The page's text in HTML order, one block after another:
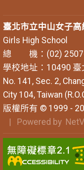
臺北市立中山女子高
Girls High School
總 機：(02)
學校地址：10490
No. 141, Sec. 2,
City 104, Taiwan
版權所有 © 1999 -
| Powered by